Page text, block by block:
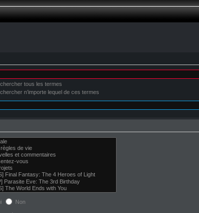
tous les termes
n’importe lequel de ces termes
Non